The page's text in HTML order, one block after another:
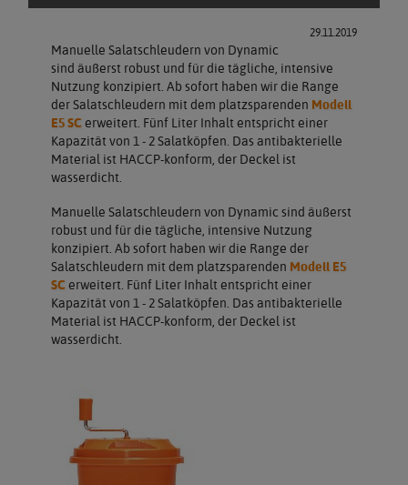
29.11.2019
Manuelle Salatschleudern von Dynamic
sind äußerst robust und für die tägliche, intensive
Nutzung konzipiert. Ab sofort haben wir die Range
der Salatschleudern mit dem platzsparenden Modell
E5 SCerweitert. Fünf Liter Inhalt entspricht einer
Kapazität von 1 - 2 Salatköpfen. Das antibakterielle
Material ist HACCP-konform, der Deckel ist
wasserdicht.
Manuelle Salatschleudern von Dynamic sind äußerst
robust und für die tägliche, intensive Nutzung
konzipiert. Ab sofort haben wir die Range der
Salatschleudern mit dem platzsparenden Modell E5
SCerweitert. Fünf Liter Inhalt entspricht einer
Kapazität von 1 - 2 Salatköpfen. Das antibakterielle
Material ist HACCP-konform, der Deckel ist
wasserdicht.